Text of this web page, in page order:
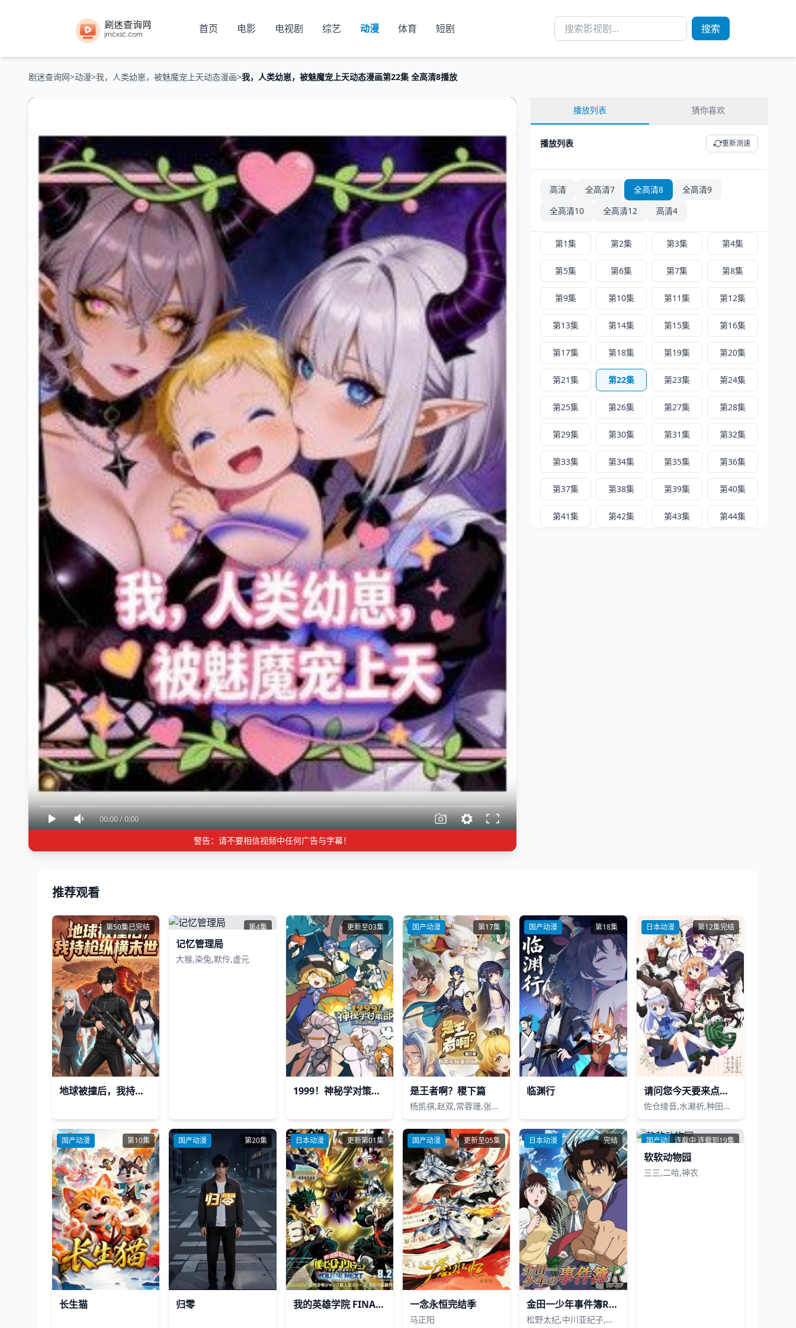
首页 电影 电视剧 综艺 动漫 体育 短剧 搜索
剧迷查询网>动漫>我，人类幼崽，被魅魔宠上天动态漫画>我，人类幼崽，被魅魔宠上天动态漫画第22集 全高清8播放
00:00/0:00
警告：请不要相信视频中任何广告与字幕！
播放列表 猜你喜欢
播放列表 重新测速
高清 全高清7 全高清8
全高清9
全高清10
全高清12 高清4
高清4 - 共 52 集
第1集 第2集 第3集 第4集
第5集 第6集 第7集 第8集
第9集 第10集 第11集 第12集
第13集 第14集 第15集 第16集
第17集 第18集 第19集 第20集
第21集 第22集 第23集 第24集
第25集 第26集 第27集 第28集
第29集 第30集 第31集 第32集
第33集 第34集 第35集 第36集
第37集 第38集 第39集 第40集
第41集 第42集 第43集 第44集
推荐观看
第50集已完结
地球被撞后，我持枪纵横末世！
第4集
记忆管理局
大猴,染兔,默伶,虚元
更新至03集
1999！神秘学对策部英配版
国产动漫 第17集
是王者啊？稷下篇
杨凯祺,赵双,常蓉珊,张恩泽,张若冰
国产动漫 第18集
临渊行
日本动漫 第12集完结
请问您今天要来点兔子吗
佐仓绫音,水濑祈,种田梨沙,佐藤聪美,内田真礼,德井青空,村川梨衣,早见沙织,清川元梦,速水奖
国产动漫 第10集
长生猫
国产动漫 第20集
归零
日本动漫 更新第01集
我的英雄学院 FINAL SEASON 特别篇
国产动漫 更新至05集
​一念永恒完结季​
马正阳
日本动漫 完结
金田一少年事件簿R国语版
松野太纪,中川亚纪子,小杉十郎太,森川智之,小野健斗
国产动漫连载中 连载到19集
软软动物园
三三,二哈,神农